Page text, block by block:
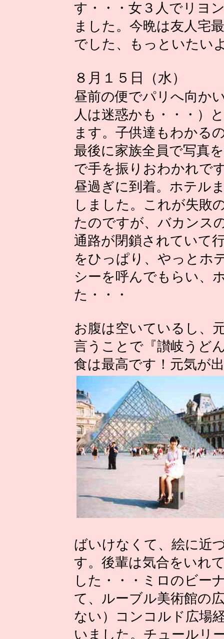
す・・・女３人でリヨ
ました。今晩は友人宅
でした、もっといたい
８月１５日（水）
昼前の便でパリへ向か
人は迷惑かも・・・）
ます。子供達もわかる
最後に家族全員で写真
で手を振りおわかれで
昼過ぎに到着。ホテル
しました。これが失敗
たのですが、バカンス
通路が閉鎖されていて
をひっぱり、やっとホ
シーを呼んでもらい、
た・・・
お腹は空いているし、
言うことで『讃岐うど
食は最高です！元気が
ばいけなくて、絵に近
す。後輩は気合をいれ
した・・・ミロのビー
て、ルーブル美術館の
ない）コンコルド広場
いました。チュールリ